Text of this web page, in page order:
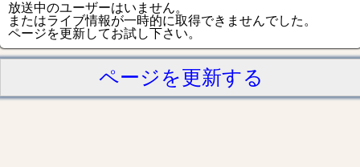
放送中のユーザーはいません。
またはライブ情報が一時的に取得できませんでした。
ページを更新してお試し下さい。
ページを更新する